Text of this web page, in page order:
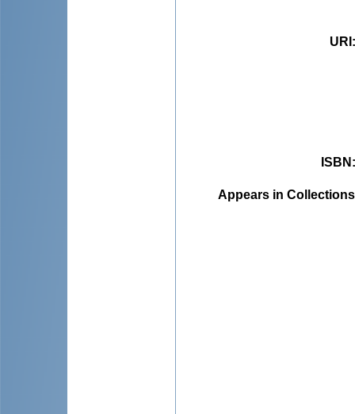
URI
ISBN
Appears in